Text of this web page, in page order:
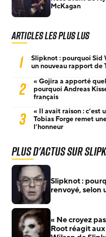
McKagan
Articles les plus lus
1
Slipknot : pourquoi Sid
un nouveau rapport de
2
« Gojira a apporté
pourquoi Andreas
français
3
« Il avait raison : c’est
Tobias Forge remet
l’honneur
Plus d'actus sur
Slipknot :
renvoyé, selon
« Ne croyez
Root réagit